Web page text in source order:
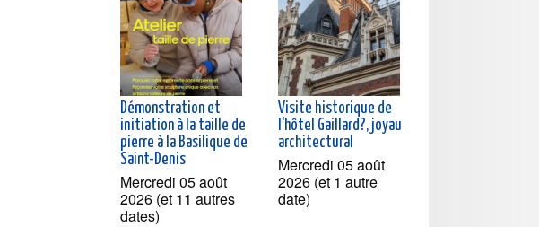
Démonstration et
initiation à la taille de
pierre à la Basilique de
Saint-Denis
Mercredi 05 août
2026 (et 11 autres
dates)
Visite historique de
l'hôtel Gaillard?, joyau
architectural
Mercredi 05 août
2026 (et 1 autre
date)